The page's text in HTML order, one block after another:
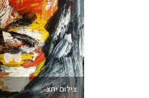
צילום יחצ